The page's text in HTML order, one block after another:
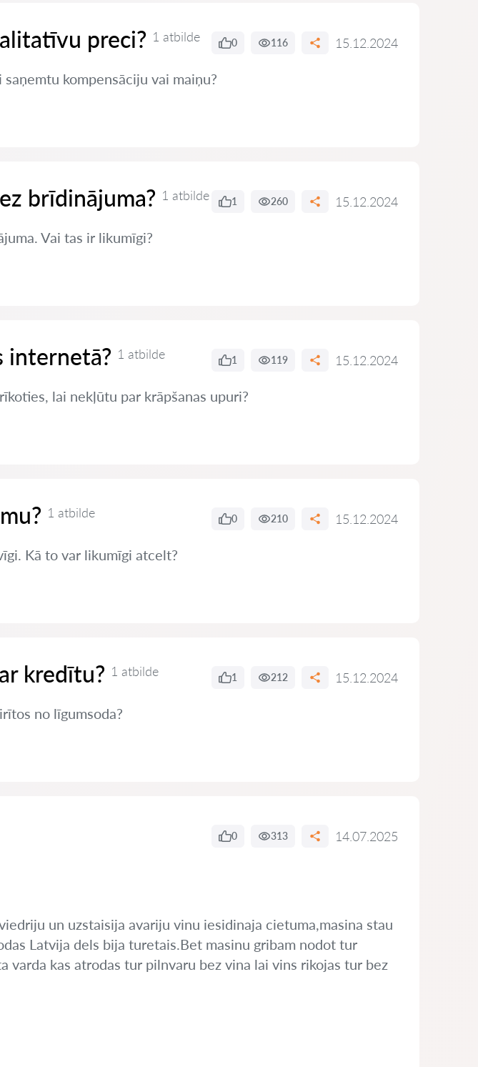
preci? 1 atbilde 0 116 15.12.2024
kompensāciju vai maiņu?
brīdinājuma? 1 atbilde 1 260 15.12.2024
Vai tas ir likumīgi?
internetā? 1 atbilde 1 119 15.12.2024
lai nekļūtu par krāpšanas upuri?
1 atbilde 0 210 15.12.2024
Kā to var likumīgi atcelt?
kredītu? 1 atbilde 1 212 15.12.2024
no līgumsoda?
0 313 14.07.2025
un uzstaisija avariju vinu iesidinaja cietuma,masina stau
Latvija dels bija turetais.Bet masinu gribam nodot tur
varda kas atrodas tur pilnvaru bez vina lai vins rikojas tur bez